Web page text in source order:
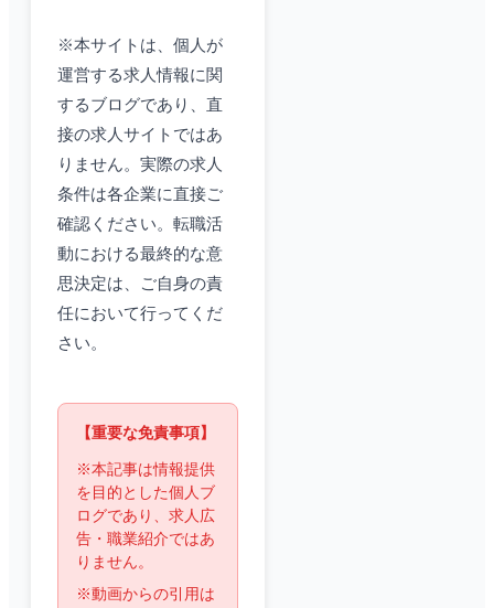
※本サイトは、個人が
運営する求人情報に関
するブログであり、直
接の求人サイトではあ
りません。実際の求人
条件は各企業に直接ご
確認ください。転職活
動における最終的な意
思決定は、ご自身の責
任において行ってくだ
さい。
【重要な免責事項】
※本記事は情報提供
を目的とした個人ブ
ログであり、求人広
告・職業紹介ではあ
りません。
※動画からの引用は